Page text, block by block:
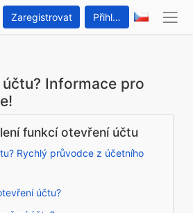
Zaregistrovat Přihlášení
Informace pro
funkcí otevření účtu
Rychlý průvodce z účetního
účtu?